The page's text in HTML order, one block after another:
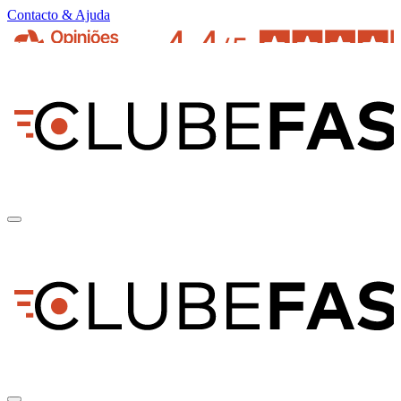
Contacto & Ajuda